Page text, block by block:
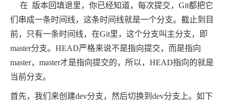
在 版本回填退里，你已经知道，每次提交，Git都把它
们串成一条时间线，这条时间线就是一个分支。截止到目
前，只有一条时间线，在Git里，这个分支叫主分支，即
master分支。HEAD严格来说不是指向提交，而是指向
master，master才是指向提交的，所以，HEAD指向的就是
当前分支。
首先，我们来创建dev分支，然后切换到dev分支上。如下